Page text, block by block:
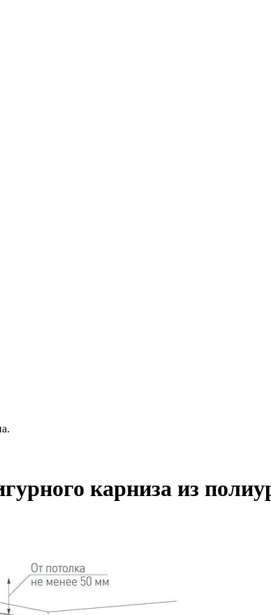
карниза из